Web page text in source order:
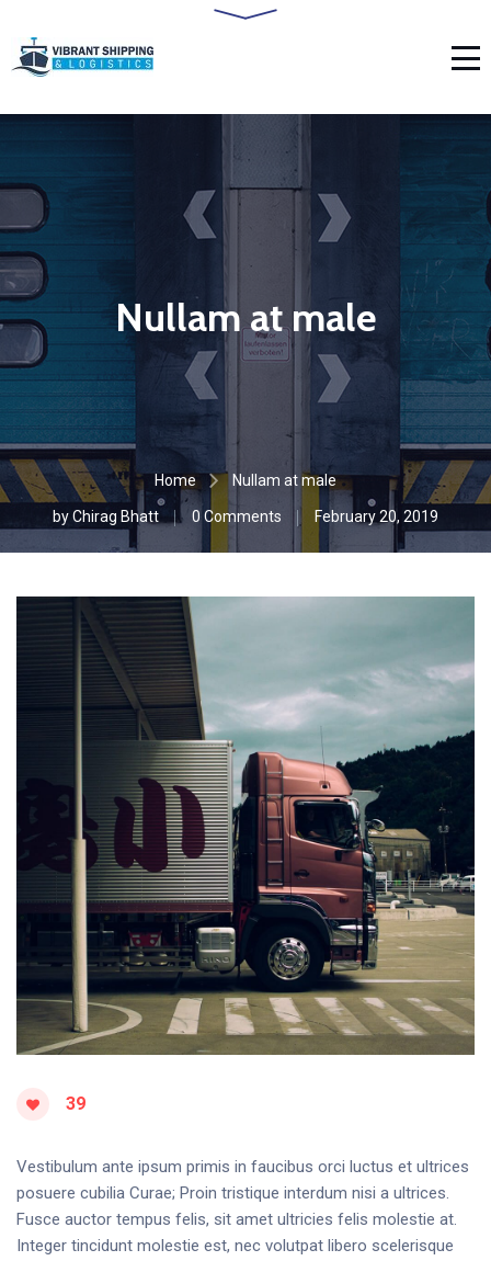
Nullam at male
Home Nullam at male
byChirag Bhatt 0 Comments February 20, 2019
39
Vestibulum ante ipsum primis in faucibus orci luctus et ultrices
posuere cubilia Curae; Proin tristique interdum nisi a ultrices.
Fusce auctor tempus felis, sit amet ultricies felis molestie at.
Integer tincidunt molestie est, nec volutpat libero scelerisque